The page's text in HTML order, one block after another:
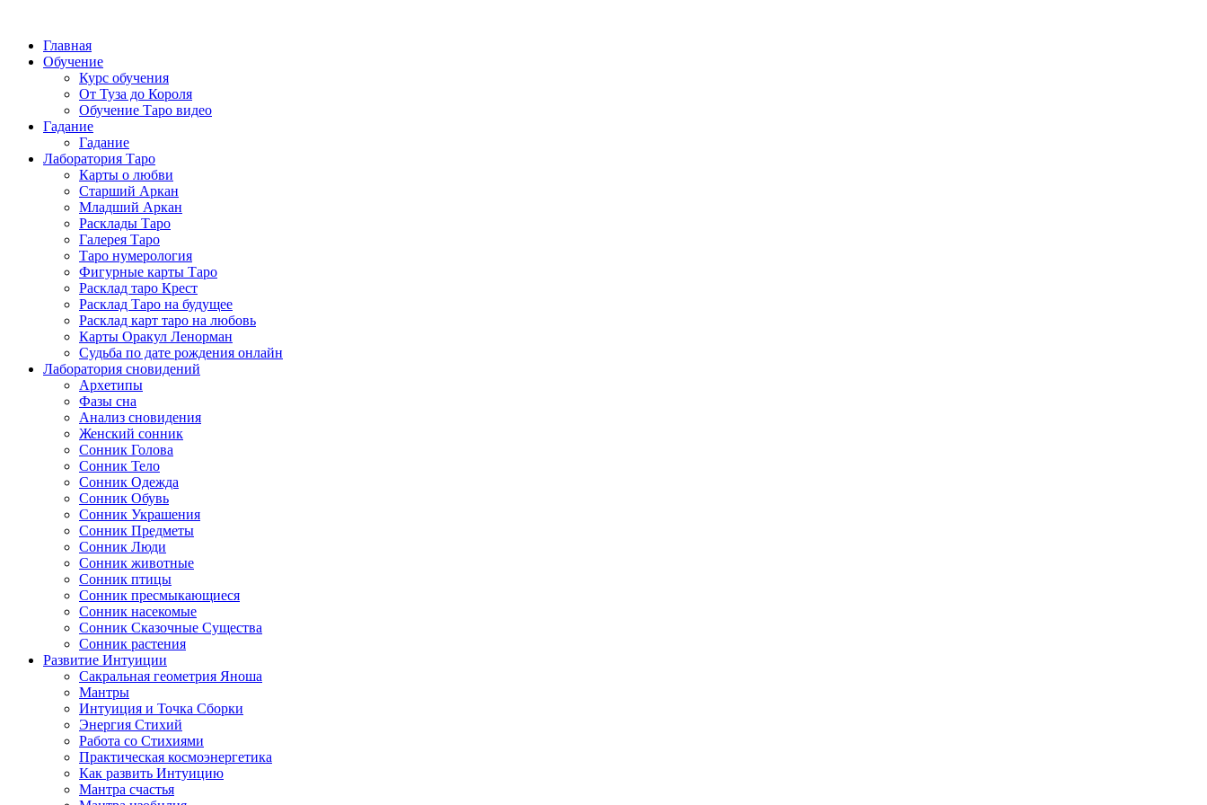
Главная
Обучение
Курс обучения
От Туза до Короля
Обучение Таро видео
Гадание
Гадание
Лаборатория Таро
Карты о любви
Старший Аркан
Младший Аркан
Расклады Таро
Галерея Таро
Таро нумерология
Фигурные карты Таро
Расклад таро Крест
Расклад Таро на будущее
Расклад карт таро на любовь
Карты Оракул Ленорман
Судьба по дате рождения онлайн
Лаборатория сновидений
Архетипы
Фазы сна
Анализ сновидения
Женский сонник
Сонник Голова
Сонник Тело
Сонник Одежда
Сонник Обувь
Сонник Украшения
Сонник Предметы
Сонник Люди
Сонник животные
Сонник птицы
Сонник пресмыкающиеся
Сонник насекомые
Сонник Сказочные Существа
Сонник растения
Развитие Интуиции
Сакральная геометрия Яноша
Мантры
Интуиция и Точка Сборки
Энергия Стихий
Работа со Стихиями
Практическая космоэнергетика
Как развить Интуицию
Мантра счастья